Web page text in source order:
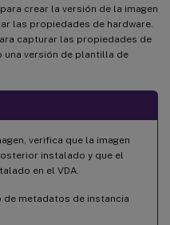
crear la versión de la imagen
las propiedades de hardware.
capturar las propiedades de
una versión de plantilla de
verifica que la imagen
instalado y que el
en el VDA.
de metadatos de instancia